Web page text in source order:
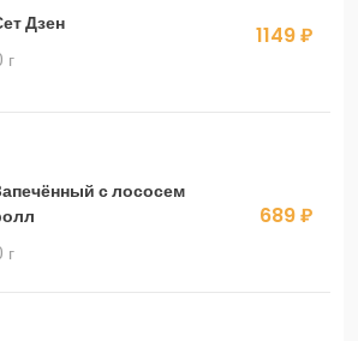
Дзен
г
1149 ₽
с лососем
г
689 ₽